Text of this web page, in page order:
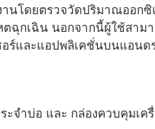
านโดยตรวจวัดปริมาณออก
ตฉุกเฉิน นอกจากนี้ผู้ใช้สาม
อร์และแอปพลิเคชั่นบนแอน
จำบ่อ และ กล่องควบคุมเค